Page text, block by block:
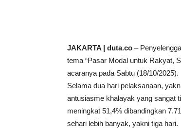
JAKARTA | duta.co –
tema “Pasar Modal untuk Rakyat,
acaranya pada Sabtu (18/10/2025).
Selama dua hari pelaksanaan,
antusiasme khalayak yang sangat
meningkat 51,4% dibandingkan
sehari lebih banyak, yakni tiga hari.